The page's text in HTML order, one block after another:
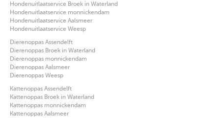
Hondenuitlaatservice Broek in Waterland
Hondenuitlaatservice monnickendam
Hondenuitlaatservice Aalsmeer
Hondenuitlaatservice Weesp
Dierenoppas Assendelft
Dierenoppas Broek in Waterland
Dierenoppas monnickendam
Dierenoppas Aalsmeer
Dierenoppas Weesp
Kattenoppas Assendelft
Kattenoppas Broek in Waterland
Kattenoppas monnickendam
Kattenoppas Aalsmeer